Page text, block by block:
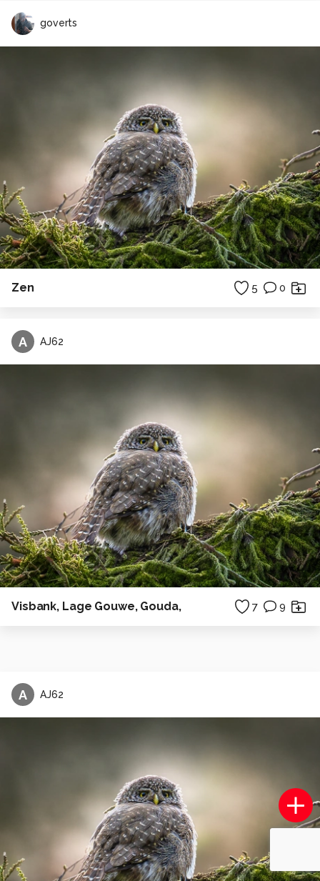
goverts
Zen 5 0
A AJ62
Visbank, Lage Gouwe, Gouda, 7 9
A AJ62